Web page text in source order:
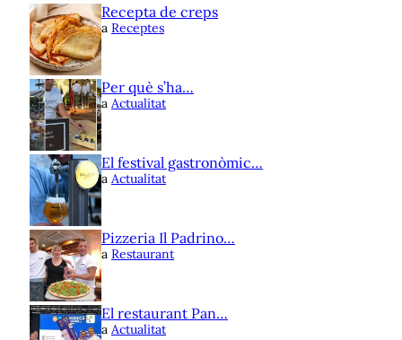
Recepta de creps
a Receptes
Per què s’ha…
a Actualitat
El festival gastronòmic…
a Actualitat
Pizzeria Il Padrino…
a Restaurant
El restaurant Pan…
a Actualitat